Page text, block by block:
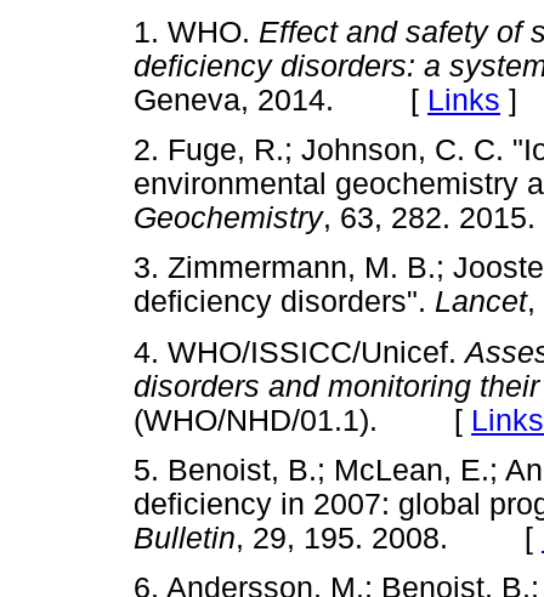
1. WHO. Effect and safety of
deficiency disorders: a
Geneva, 2014. [ Links ]
2. Fuge, R.; Johnson, C. C.
environmental geochemistry
Geochemistry, 63, 282.
3. Zimmermann, M. B.;
deficiency disorders". Lancet,
4. WHO/ISSICC/Unicef.
disorders and monitoring
(WHO/NHD/01.1). [ Links
5. Benoist, B.; McLean, E.;
deficiency in 2007: global
Bulletin, 29, 195. 2008. [
6. Andersson, M.; Benoist,